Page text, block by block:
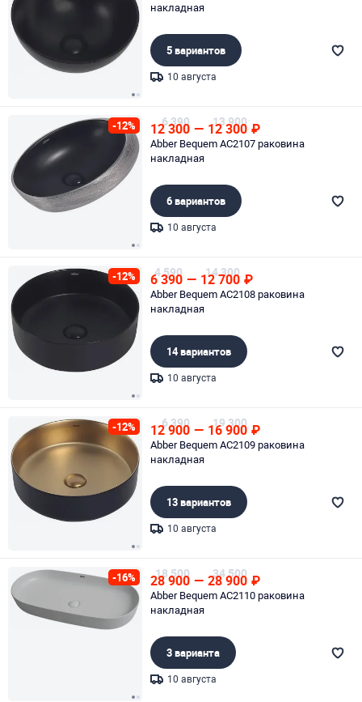
накладная
5 вариантов
10 августа
-12% 6 390
12 300 — 13 900
12 300 ₽
Abber Bequem AC2107 раковина
накладная
6 вариантов
10 августа
-12% 4 590
6 390 — 14 300
12 700 ₽
Abber Bequem AC2108 раковина
накладная
14 вариантов
10 августа
-12% 6 390
12 900 — 19 300
16 900 ₽
Abber Bequem AC2109 раковина
накладная
13 вариантов
10 августа
-16% 18 500
28 900 — 34 500
28 900 ₽
Abber Bequem AC2110 раковина
накладная
3 варианта
10 августа